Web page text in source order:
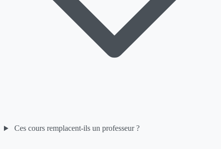
Ces cours remplacent-ils un professeur ?